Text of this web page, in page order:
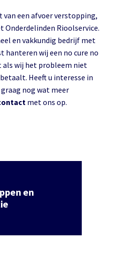
een afvoer verstopping,
Onderdelinden Rioolservice.
en vakkundig bedrijf met
hanteren wij een no cure no
als wij het probleem niet
Heeft u interesse in
nog wat meer
met ons op.
en